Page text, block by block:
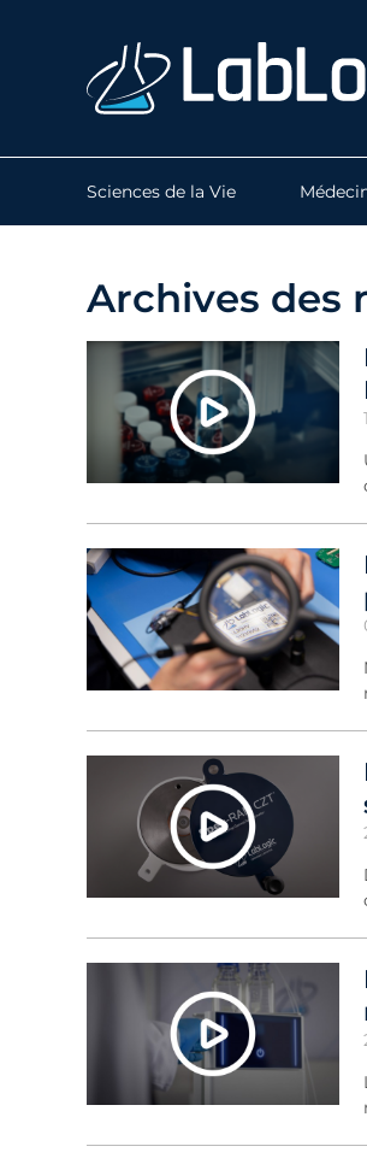
Sciences de la Vie
Archives des